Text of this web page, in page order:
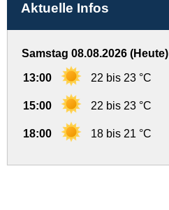
Aktuelle Infos
Samstag 08.08.2026 (Heute)
13:00 22 bis 23 °C
15:00 22 bis 23 °C
18:00 18 bis 21 °C